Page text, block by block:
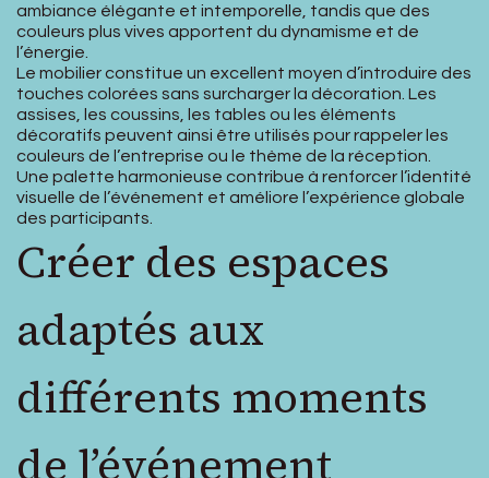
ambiance élégante et intemporelle, tandis que des
couleurs plus vives apportent du dynamisme et de
l’énergie.
Le mobilier constitue un excellent moyen d’introduire des
touches colorées sans surcharger la décoration. Les
assises, les coussins, les tables ou les éléments
décoratifs peuvent ainsi être utilisés pour rappeler les
couleurs de l’entreprise ou le thème de la réception.
Une palette harmonieuse contribue à renforcer l’identité
visuelle de l’événement et améliore l’expérience globale
des participants.
Créer des espaces
adaptés aux
différents moments
de l’événement